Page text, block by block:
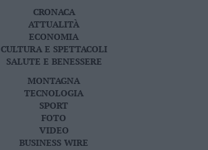
CRONACA
ATTUALITÀ
ECONOMIA
CULTURA E SPETTACOLI
SALUTE E BENESSERE
MONTAGNA
TECNOLOGIA
SPORT
FOTO
VIDEO
BUSINESS WIRE